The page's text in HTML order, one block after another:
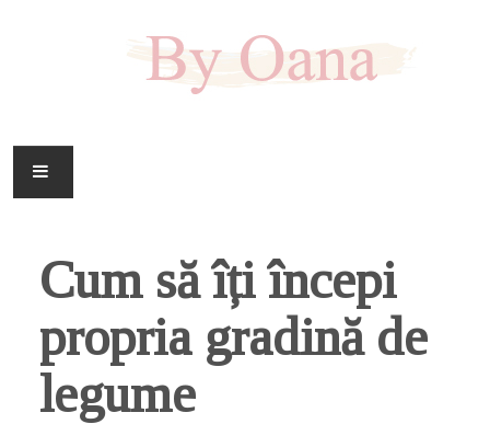
CASA
HOBBY
DOWNLOAD
Cum să îți începi
propria gradină de
legume